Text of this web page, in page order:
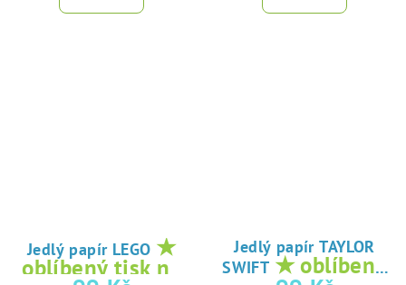
Jedlý papír LEGO ★
oblíbený tisk na
Jedlý papír TAYLOR
SWIFT ★ oblíbený